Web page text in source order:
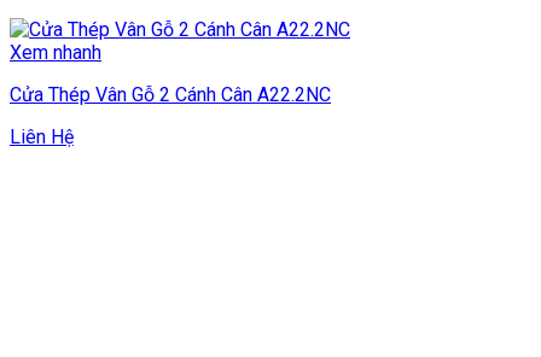
Xem nhanh
Cửa Thép Vân Gỗ 2 Cánh Cân A22.2NC
Liên Hệ